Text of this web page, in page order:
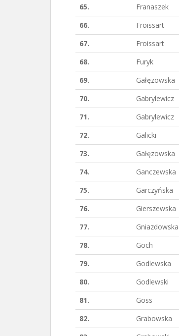
65.
Franaszek
66.
Froissart
67.
Froissart
68.
Furyk
69.
Gałęzowska
70.
Gabrylewicz
71.
Gabrylewicz
72.
Galicki
73.
Gałęzowska
74.
Ganczewska
75.
Garczyńska
76.
Gierszewska
77.
Gniazdowska
78.
Goch
79.
Godlewska
80.
Godlewski
81.
Goss
82.
Grabowska